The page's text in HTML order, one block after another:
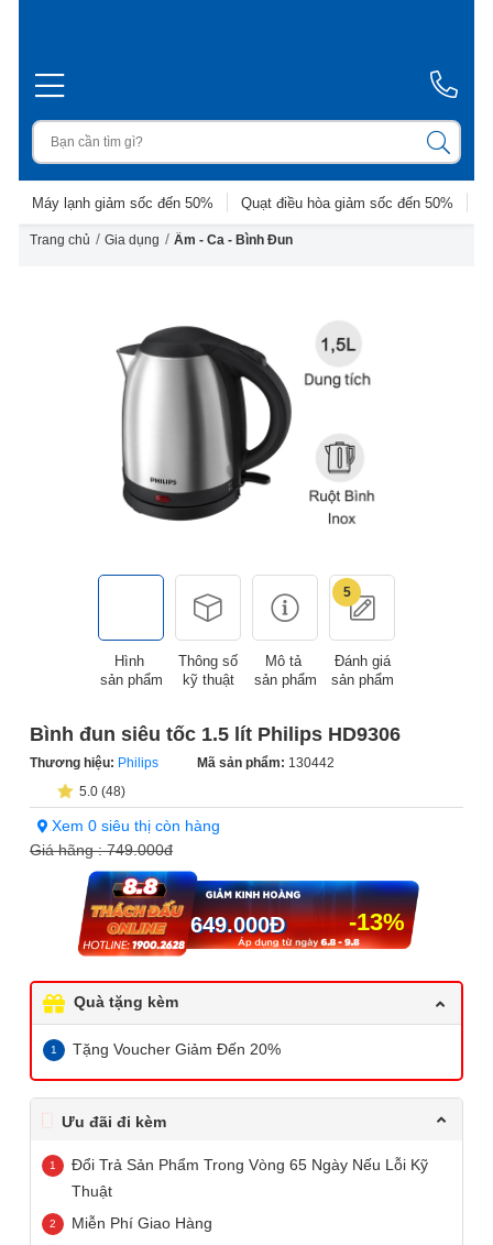
Máy lạnh giảm sốc đến 50% Quạt điều hòa giảm sốc đến 50%
Trang chủ / Gia dụng / Ấm - Ca - Bình Đun
Hình
sản phẩm
Thông số
kỹ thuật
Mô tả
sản phẩm
5
Đánh giá
sản phẩm
Bình đun siêu tốc 1.5 lít Philips HD9306
Thương hiệu: Philips Mã sản phẩm: 130442
5.0 (48)
Xem 0 siêu thị còn hàng
Giá hãng :749.000đ
-13%
649.000Đ
Quà tặng kèm
Tặng Voucher Giảm Đến 20%
Ưu đãi đi kèm
Đổi Trả Sản Phẩm Trong Vòng 65 Ngày Nếu Lỗi Kỹ
Thuật
Miễn Phí Giao Hàng